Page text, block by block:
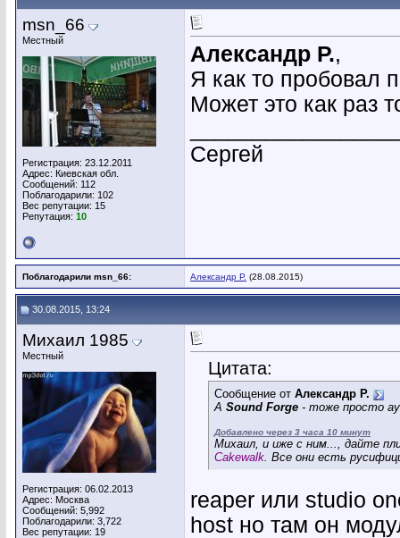
msn_66
Местный
Регистрация: 23.12.2011
Адрес: Киевская обл.
Сообщений: 112
Поблагодарили: 102
Вес репутации: 15
Репутация: 10
Александр Р.,
Я как то пробовал
Может это как раз
Сергей
Поблагодарили msn_66: Александр Р. (28.08.2015)
30.08.2015, 13:24
Михаил 1985
Местный
Регистрация: 06.02.2013
Адрес: Москва
Сообщений: 5,992
Поблагодарили: 3,722
Вес репутации: 19
Цитата:
Сообщение от Александр Р.
А Sound Forge - тоже просто
Добавлено через 3 часа 10 минут
Михаил, и иже с ним..., дайте
Cakewalk. Все они есть
reaper или studio
host но там он